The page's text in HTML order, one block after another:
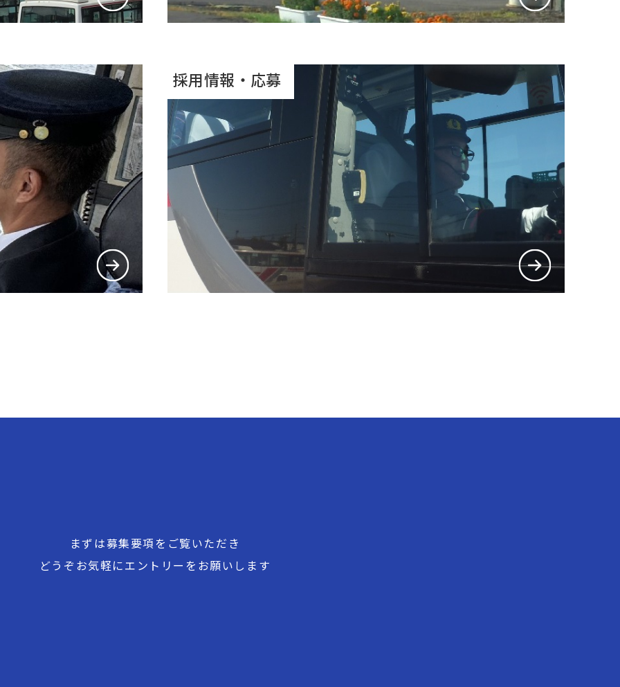
採用情報・応募
まずは募集要項をご覧いただき
どうぞお気軽にエントリーをお願いします